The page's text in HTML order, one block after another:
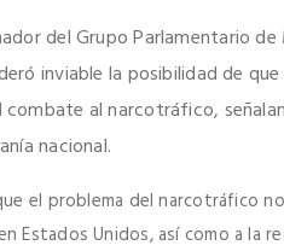
del Grupo Parlamentario
inviable la posibilidad de
al narcotráfico,
nacional.
el problema del narcotráfico
Estados Unidos, así como a la